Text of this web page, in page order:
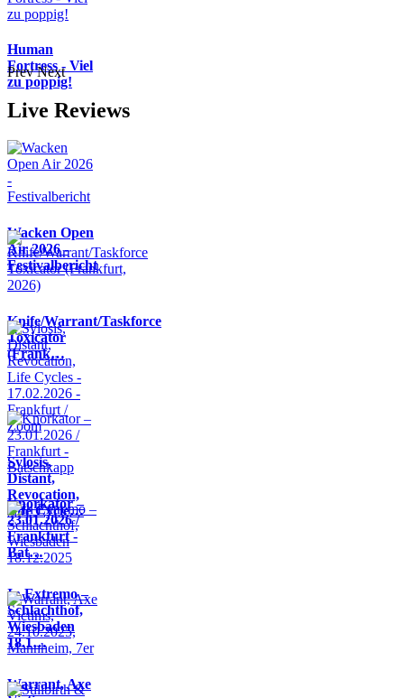
Human
Fortress - Viel
zu poppig!
Prev Next
Live Reviews
Wacken Open
Air 2026 -
Festivalbericht
Knife/Warrant/Taskforce
Toxicator
(Frank…
Sylosis,
Distant,
Revocation,
Life Cycle…
Knorkator –
23.01.2026 /
Frankfurt -
Bat…
In Extremo –
Schlachthof,
Wiesbaden
18.1…
Warrant, Axe